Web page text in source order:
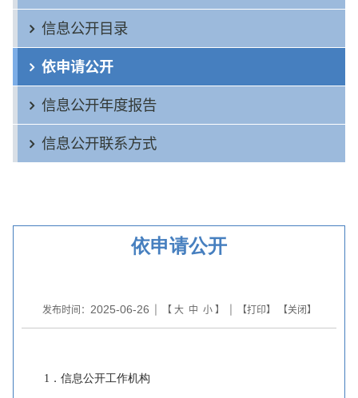
信息公开目录
依申请公开
信息公开年度报告
信息公开联系方式
依申请公开
发布时间： 2025-06-26 | 【 大 中 小】 | 【打印】 【关闭 】
1．信息公开工作机构